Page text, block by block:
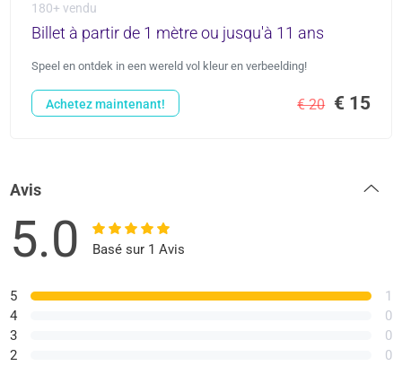
180+ vendu
Billet à partir de 1 mètre ou jusqu'à 11 ans
Speel en ontdek in een wereld vol kleur en verbeelding!
€ 20 € 15
Achetez maintenant!
Avis
5.0 Basé sur 1 Avis
5
4
3
2
1
0
0
0